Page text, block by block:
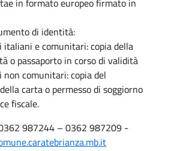
di identità:
e comunitari: copia della
o passaporto in corso di validità
comunitari: copia del
carta o permesso di soggiorno
fiscale.
987244 – 0362 987209 -